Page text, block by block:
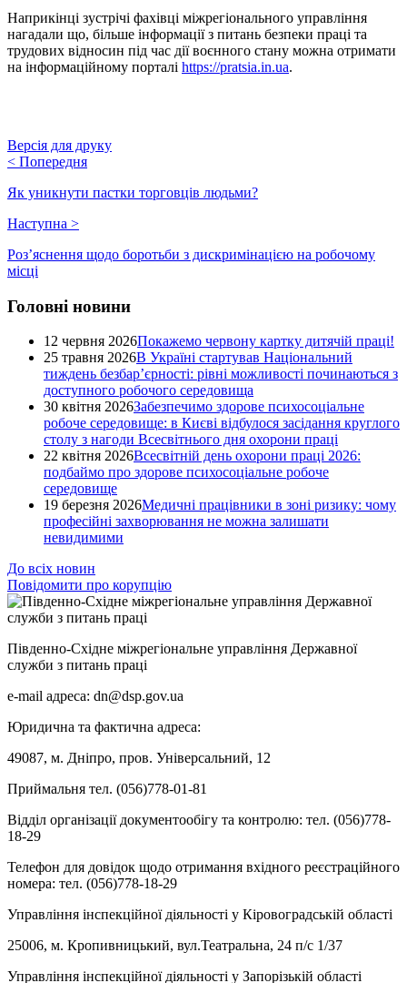
Наприкінці зустрічі фахівці міжрегіонального управління
нагадали що, більше інформації з питань безпеки праці та
трудових відносин під час дії воєнного стану можна отримати
на інформаційному порталі https://pratsia.in.ua.
Версія для друку
< Попередня
Як уникнути пастки торговців людьми?
Наступна >
Роз’яснення щодо боротьби з дискримінацією на робочому
місці
Головні новини
12 червня 2026Покажемо червону картку дитячій праці!
25 травня 2026В Україні стартував Національний
тиждень безбар’єрності: рівні можливості починаються з
доступного робочого середовища
30 квітня 2026Забезпечимо здорове психосоціальне
робоче середовище: в Києві відбулося засідання круглого
столу з нагоди Всесвітнього дня охорони праці
22 квітня 2026Всесвітній день охорони праці 2026:
подбаймо про здорове психосоціальне робоче
середовище
19 березня 2026Медичні працівники в зоні ризику: чому
професійні захворювання не можна залишати
невидимими
До всіх новин
Повідомити про корупцію
Південно-Східне міжрегіональне управління Державної
служби з питань праці
e-mail адреса: dn@dsp.gov.ua
Юридична та фактична адреса:
49087, м. Дніпро, пров. Універсальний, 12
Приймальня тел. (056)778-01-81
Відділ організації документообігу та контролю: тел. (056)778-
18-29
Телефон для довідок щодо отримання вхідного реєстраційного
номера: тел. (056)778-18-29
Управління інспекційної діяльності у Кіровоградській області
25006, м. Кропивницький, вул.Театральна, 24 п/с 1/37
Управління інспекційної діяльності у Запорізькій області